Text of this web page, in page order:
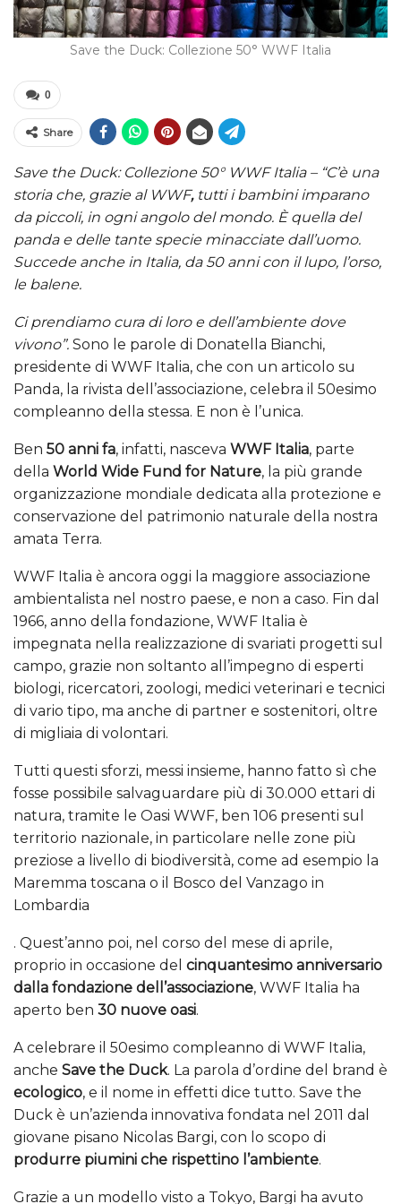
Save the Duck: Collezione 50° WWF Italia
0
Share
Save the Duck: Collezione 50° WWF Italia – “C’è una
storia che, grazie al WWF, tutti i bambini imparano
da piccoli, in ogni angolo del mondo. È quella del
panda e delle tante specie minacciate dall’uomo.
Succede anche in Italia, da 50 anni con il lupo, l’orso,
le balene.
Ci prendiamo cura di loro e dell’ambiente dove
vivono”. Sono le parole di Donatella Bianchi,
presidente di WWF Italia, che con un articolo su
Panda, la rivista dell’associazione, celebra il 50esimo
compleanno della stessa. E non è l’unica.
Ben 50 anni fa, infatti, nasceva WWF Italia, parte
della World Wide Fund for Nature, la più grande
organizzazione mondiale dedicata alla protezione e
conservazione del patrimonio naturale della nostra
amata Terra.
WWF Italia è ancora oggi la maggiore associazione
ambientalista nel nostro paese, e non a caso. Fin dal
1966, anno della fondazione, WWF Italia è
impegnata nella realizzazione di svariati progetti sul
campo, grazie non soltanto all’impegno di esperti
biologi, ricercatori, zoologi, medici veterinari e tecnici
di vario tipo, ma anche di partner e sostenitori, oltre
di migliaia di volontari.
Tutti questi sforzi, messi insieme, hanno fatto sì che
fosse possibile salvaguardare più di 30.000 ettari di
natura, tramite le Oasi WWF, ben 106 presenti sul
territorio nazionale, in particolare nelle zone più
preziose a livello di biodiversità, come ad esempio la
Maremma toscana o il Bosco del Vanzago in
Lombardia
. Quest’anno poi, nel corso del mese di aprile,
proprio in occasione del cinquantesimo anniversario
dalla fondazione dell’associazione, WWF Italia ha
aperto ben 30 nuove oasi.
A celebrare il 50esimo compleanno di WWF Italia,
anche Save the Duck. La parola d’ordine del brand è
ecologico, e il nome in effetti dice tutto. Save the
Duck è un’azienda innovativa fondata nel 2011 dal
giovane pisano Nicolas Bargi, con lo scopo di
produrre piumini che rispettino l’ambiente.
Grazie a un modello visto a Tokyo, Bargi ha avuto